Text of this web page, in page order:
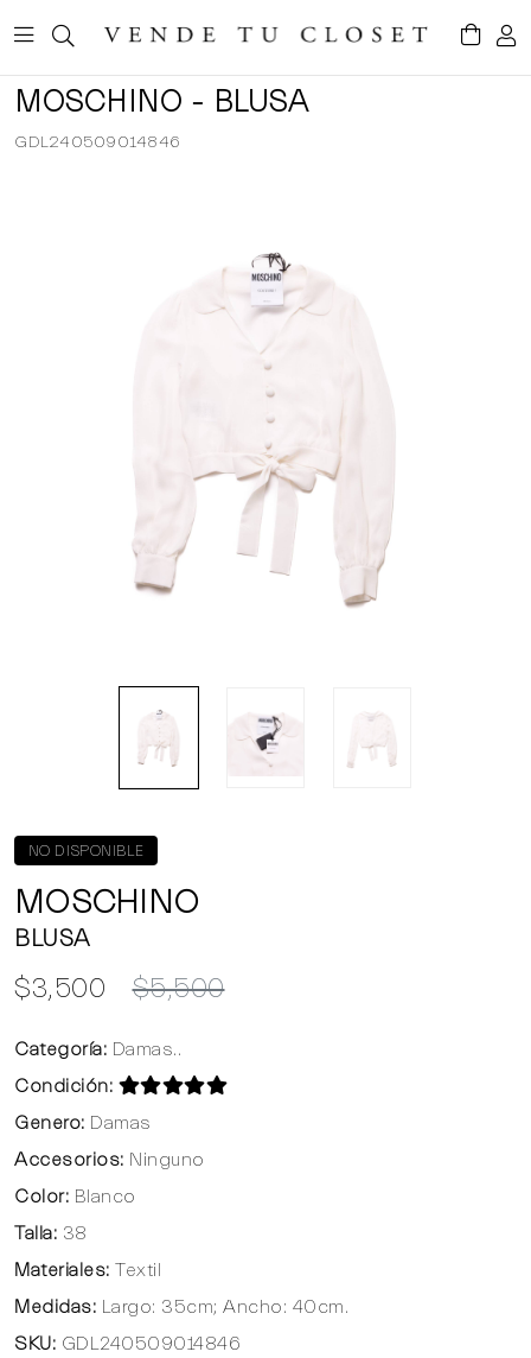
MOSCHINO - BLUSA
GDL240509014846
NO DISPONIBLE
MOSCHINO
BLUSA
$3,500 $5,500
Categoría: Damas..
Condición:
Genero: Damas
Accesorios: Ninguno
Color: Blanco
Talla: 38
Materiales: Textil
Medidas: Largo: 35cm; Ancho: 40cm.
SKU: GDL240509014846